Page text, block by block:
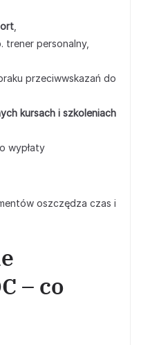
trener personalny,
przeciwwskazań do
kursach i szkoleniach
wypłaty
oszczędza czas i
– co